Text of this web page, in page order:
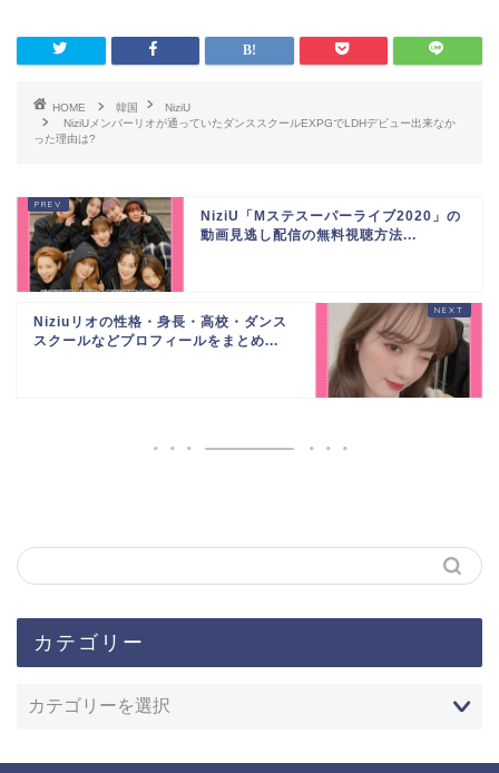
HOME 韓国
NiziU
NiziUメンバーリオが通っていたダンススクールEXPGでLDHデビュー出来なか
った理由は?
NiziU「Mステスーパーライブ2020」の
動画見逃し配信の無料視聴方法...
Niziuリオの性格・身長・高校・ダンス
スクールなどプロフィールをまとめ...
カテゴリー